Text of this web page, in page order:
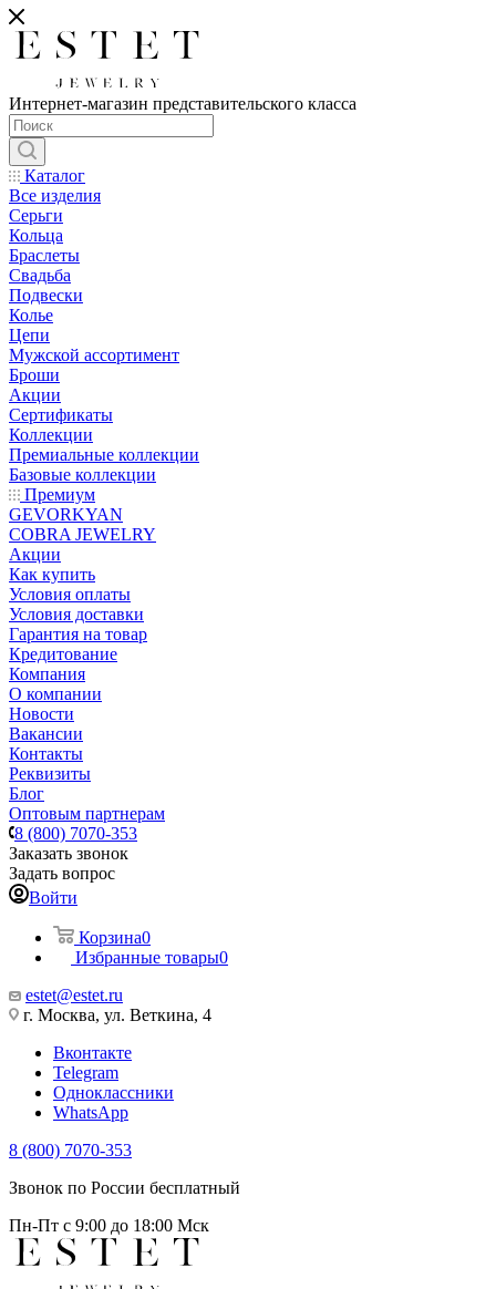
Интернет-магазин представительского класса
Каталог
Все изделия
Серьги
Кольца
Браслеты
Свадьба
Подвески
Колье
Цепи
Мужской ассортимент
Броши
Акции
Сертификаты
Коллекции
Премиальные коллекции
Базовые коллекции
Премиум
GEVORKYAN
COBRA JEWELRY
Акции
Как купить
Условия оплаты
Условия доставки
Гарантия на товар
Кредитование
Компания
О компании
Новости
Вакансии
Контакты
Реквизиты
Блог
Оптовым партнерам
8 (800) 7070-353
Заказать звонок
Задать вопрос
Войти
Корзина0
Избранные товары0
estet@estet.ru
г. Москва, ул. Веткина, 4
Вконтакте
Telegram
Одноклассники
WhatsApp
8 (800) 7070-353
Звонок по России бесплатный
Пн-Пт с 9:00 до 18:00 Мск